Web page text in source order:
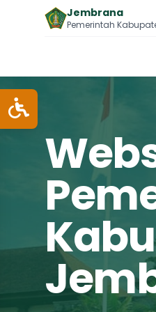
Jembrana
Pemerintah